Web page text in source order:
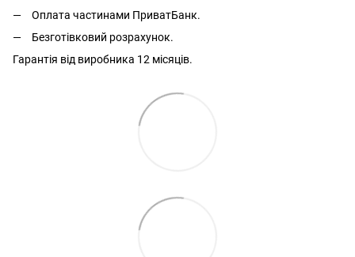
Оплата частинами ПриватБанк.
Безготівковий розрахунок.
Гарантія від виробника 12 місяців.